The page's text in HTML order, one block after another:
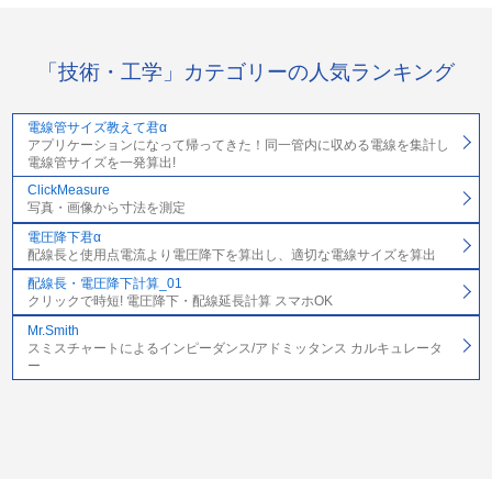
「技術・工学」カテゴリーの人気ランキング
電線管サイズ教えて君α
アプリケーションになって帰ってきた！同一管内に収める電線を集計し
電線管サイズを一発算出!
ClickMeasure
写真・画像から寸法を測定
電圧降下君α
配線長と使用点電流より電圧降下を算出し、適切な電線サイズを算出
配線長・電圧降下計算_01
クリックで時短! 電圧降下・配線延長計算 スマホOK
Mr.Smith
スミスチャートによるインピーダンス/アドミッタンス カルキュレータ
ー